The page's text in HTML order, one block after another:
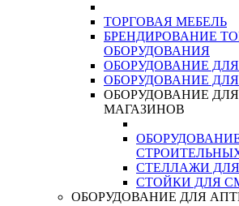
ТОРГОВАЯ МЕБЕЛЬ
БРЕНДИРОВАНИЕ
ОБОРУДОВАНИЯ
ОБОРУДОВАНИЕ
ОБОРУДОВАНИЕ
ОБОРУДОВАНИЕ
МАГАЗИНОВ
СТЕЛЛАЖИ
СТОЙКИ ДЛЯ
ОБОРУДОВАНИЕ ДЛЯ